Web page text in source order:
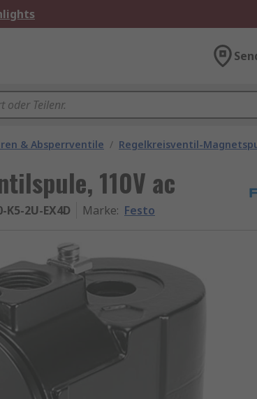
& Absperrventile / Regelkreisventil-
110V ac
K5-2U-EX4D Marke: Festo